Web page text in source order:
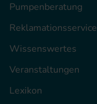
Pumpenberatung
Reklamationsservice
Wissenswertes
Veranstaltungen
Lexikon